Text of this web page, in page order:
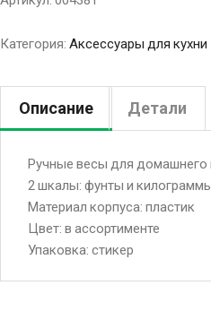
Категория: Аксессуары для кухни
Описание Детали
Ручные весы для домашнего
2 шкалы: фунты и
Материал корпуса: пластик
Цвет: в ассортименте
Упаковка: стикер